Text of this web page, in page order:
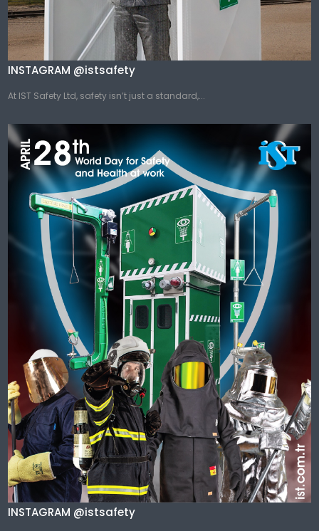
INSTAGRAM @istsafety
At IST Safety Ltd, safety isn’t just a standard,...
INSTAGRAM @istsafety